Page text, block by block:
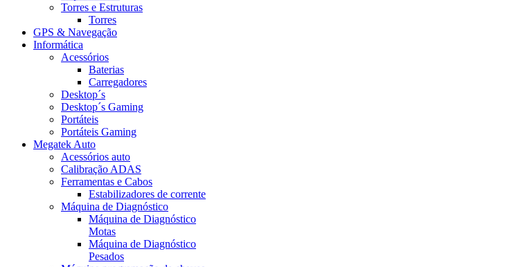
Torres e Estruturas
Torres
GPS & Navegação
Informática
Acessórios
Baterias
Carregadores
Desktop´s
Desktop´s Gaming
Portáteis
Portáteis Gaming
Megatek Auto
Acessórios auto
Calibração ADAS
Ferramentas e Cabos
Estabilizadores de corrente
Máquina de Diagnóstico
Máquina de Diagnóstico
Motas
Máquina de Diagnóstico
Pesados